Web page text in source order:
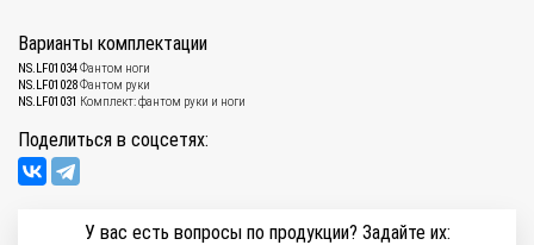
Варианты комплектации
NS.LF01034Фантом ноги
NS.LF01028Фантом руки
NS.LF01031 Комплект: фантом руки и ноги
Поделиться в соцсетях:
У вас есть вопросы по продукции? Задайте их: